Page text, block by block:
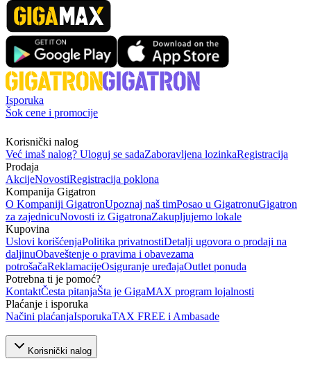
Isporuka
Šok cene i promocije
Korisnički nalog
Već imaš nalog? Uloguj se sadaZaboravljena lozinkaRegistracija
Prodaja
AkcijeNovostiRegistracija poklona
Kompanija Gigatron
O Kompaniji GigatronUpoznaj naš timPosao u GigatronuGigatron
za zajednicuNovosti iz GigatronaZakupljujemo lokale
Kupovina
Uslovi korišćenjaPolitika privatnostiDetalji ugovora o prodaji na
daljinuObaveštenje o pravima i obavezama
potrošačaReklamacijeOsiguranje uređajaOutlet ponuda
Potrebna ti je pomoć?
KontaktČesta pitanjaŠta je GigaMAX program lojalnosti
Plaćanje i isporuka
Načini plaćanjaIsporukaTAX FREE i Ambasade
Korisnički nalog